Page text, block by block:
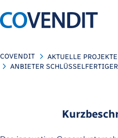
COVENDIT
AKTUELLE PROJEKTE
ANBIETER